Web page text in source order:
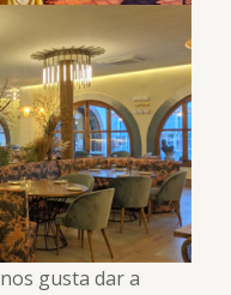
nos gusta dar a